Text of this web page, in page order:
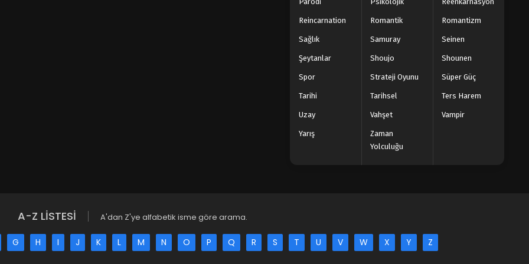
Reincarnation Romantik Romantizm
Sağlık Samuray Seinen
Şeytanlar Shoujo Shounen
Spor Strateji Oyunu Süper Güç
Tarihi Tarihsel Ters Harem
Uzay Vahşet Vampir
Yarış
Zaman
Yolculuğu
A-Z LİSTESİ A'dan Z'ye alfabetik isme göre arama.
G H I J K L M N O P Q R S T U V W X Y Z